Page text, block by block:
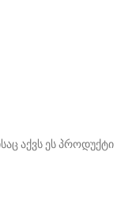
აქვს ეს პროდუქტი